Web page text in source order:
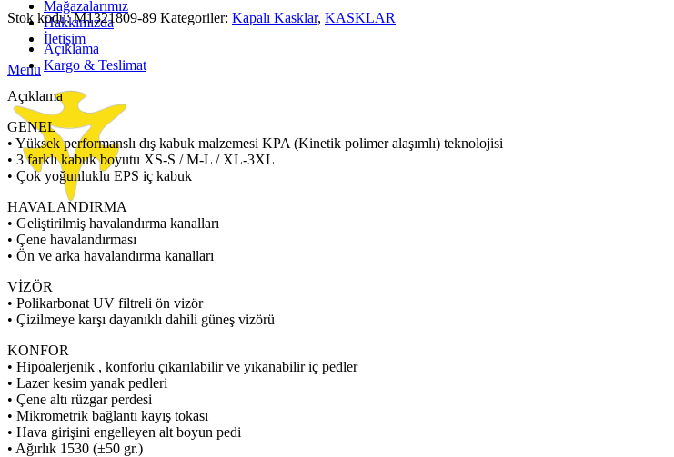
Mağazalarımız
Hakkımızda
İletişim
Menu
Stok kodu:M1321809-89 Kategoriler: Kapalı Kasklar, KASKLAR
Açıklama
Kargo & Teslimat
Açıklama
GENEL
• Yüksek performanslı dış kabuk malzemesi KPA (Kinetik polimer alaşımlı) teknolojisi
• 3 farklı kabuk boyutu XS-S / M-L / XL-3XL
• Çok yoğunluklu EPS iç kabuk
HAVALANDIRMA
• Geliştirilmiş havalandırma kanalları
• Çene havalandırması
• Ön ve arka havalandırma kanalları
VİZÖR
• Polikarbonat UV filtreli ön vizör
• Çizilmeye karşı dayanıklı dahili güneş vizörü
KONFOR
• Hipoalerjenik , konforlu çıkarılabilir ve yıkanabilir iç pedler
• Lazer kesim yanak pedleri
• Çene altı rüzgar perdesi
• Mikrometrik bağlantı kayış tokası
• Hava girişini engelleyen alt boyun pedi
• Ağırlık 1530 (±50 gr.)